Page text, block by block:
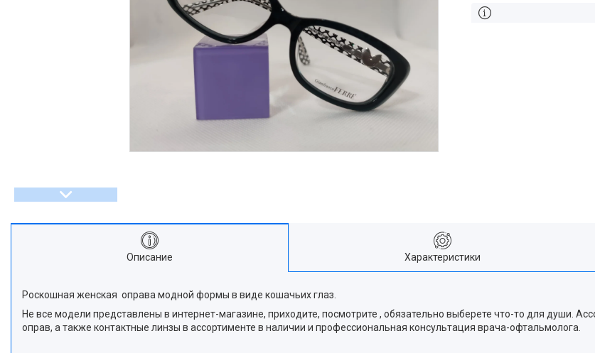
Описание Характеристики
Роскошная женская оправа модной формы в виде кошачьих глаз.
Не все модели представлены в интернет-магазине, приходите, посмотрите , обязательно выберете что-то для души.
оправ, а также контактные линзы в ассортименте в наличии и профессиональная консультация врача-офтальмолога.